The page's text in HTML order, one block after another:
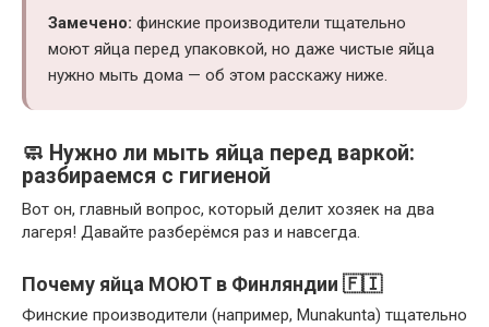
Замечено: финские производители тщательно
моют яйца перед упаковкой, но даже чистые яйца
нужно мыть дома — об этом расскажу ниже.
🧼 Нужно ли мыть яйца перед варкой:
разбираемся с гигиеной
Вот он, главный вопрос, который делит хозяек на два
лагеря! Давайте разберёмся раз и навсегда.
Почему яйца МОЮТ в Финляндии 🇫🇮
Финские производители (например, Munakunta) тщательно